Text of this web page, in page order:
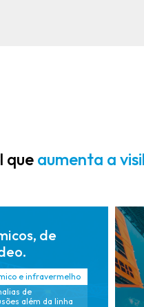
que aumenta a
de
e infravermelho
de
além da linha